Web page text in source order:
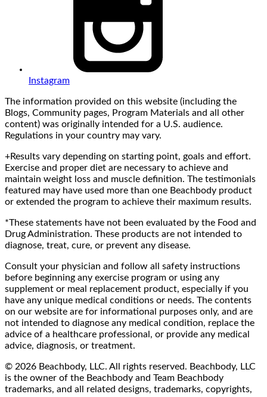
Instagram
The information provided on this website (including the
Blogs, Community pages, Program Materials and all other
content) was originally intended for a U.S. audience.
Regulations in your country may vary.
+Results vary depending on starting point, goals and effort.
Exercise and proper diet are necessary to achieve and
maintain weight loss and muscle definition. The testimonials
featured may have used more than one Beachbody product
or extended the program to achieve their maximum results.
*These statements have not been evaluated by the Food and
Drug Administration. These products are not intended to
diagnose, treat, cure, or prevent any disease.
Consult your physician and follow all safety instructions
before beginning any exercise program or using any
supplement or meal replacement product, especially if you
have any unique medical conditions or needs. The contents
on our website are for informational purposes only, and are
not intended to diagnose any medical condition, replace the
advice of a healthcare professional, or provide any medical
advice, diagnosis, or treatment.
© 2026 Beachbody, LLC. All rights reserved. Beachbody, LLC
is the owner of the Beachbody and Team Beachbody
trademarks, and all related designs, trademarks, copyrights,